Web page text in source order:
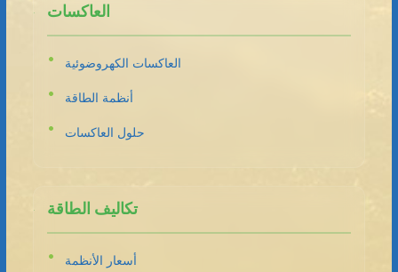
العاكسات
العاكسات الكهروضوئية
أنظمة الطاقة
حلول العاكسات
تكاليف الطاقة
أسعار الأنظمة